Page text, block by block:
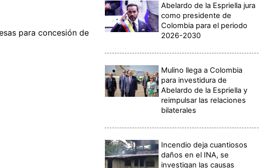
para concesión de
Abelardo de la Espriella jura
como presidente de
Colombia para el periodo
2026-2030
Mulino llega a Colombia
para investidura de
Abelardo de la Espriella y
reimpulsar las relaciones
bilaterales
Incendio deja cuantiosos
daños en el INA, se
investigan las causas